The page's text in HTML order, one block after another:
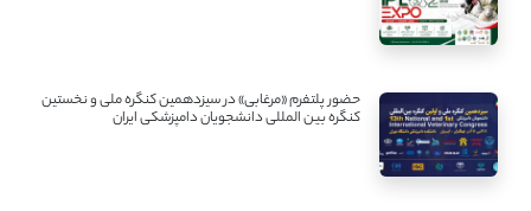
حضور پلتفرم «مرغابی» در سیزدهمین کنگره ملی و نخستین
کنگره بین ‌المللی دانشجویان دامپزشکی ایران